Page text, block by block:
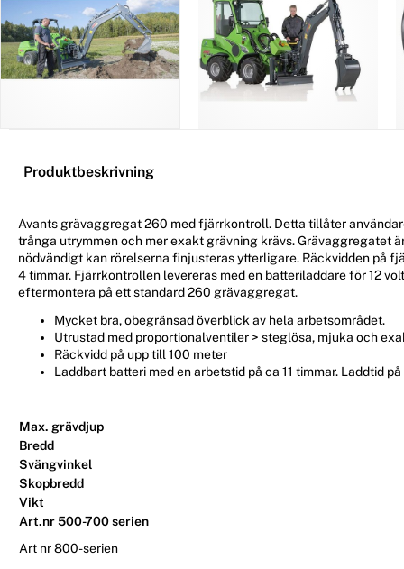
Produktbeskrivning
Avants grävaggregat 260 med fjärrkontroll. Detta tillåter
trånga utrymmen och mer exakt grävning krävs. Grävaggregatet
nödvändigt kan rörelserna finjusteras ytterligare. Räckvidden på
4 timmar. Fjärrkontrollen levereras med en batteriladdare för 12
eftermontera på ett standard 260 grävaggregat.
Mycket bra, obegränsad överblick av hela arbetsområdet.
Utrustad med proportionalventiler > steglösa, mjuka och
Räckvidd på upp till 100 meter
Laddbart batteri med en arbetstid på ca 11 timmar. Laddtid
Max. grävdjup
Bredd
Svängvinkel
Skopbredd
Vikt
Art.nr 500-700 serien
Art nr 800-serien